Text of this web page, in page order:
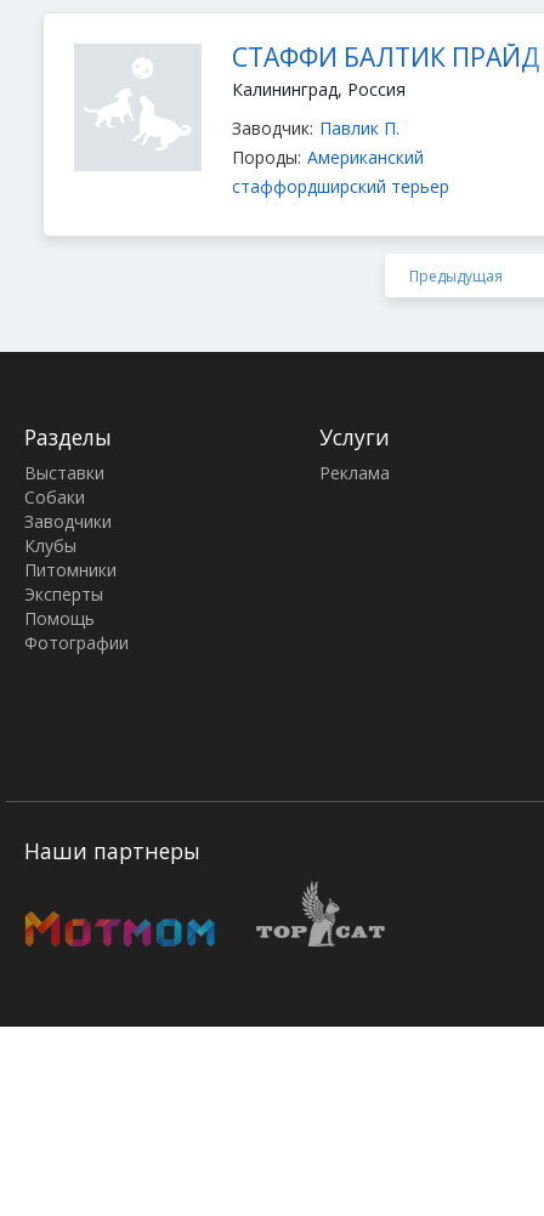
СТАФФИ БАЛТИК ПРАЙД
Калининград, Россия
Заводчик: Павлик П.
Породы: Американский
стаффордширский терьер
Предыдущая
Разделы
Выставки
Собаки
Заводчики
Клубы
Питомники
Эксперты
Помощь
Фотографии
Услуги
Реклама
Наши партнеры